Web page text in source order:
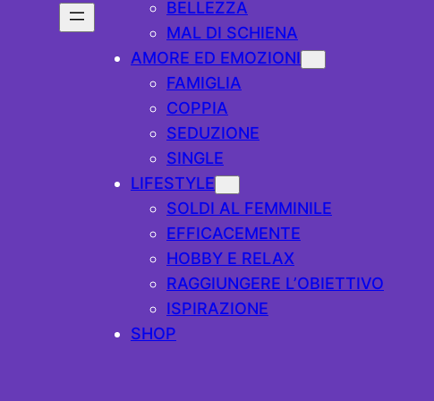
BELLEZZA
MAL DI SCHIENA
AMORE ED EMOZIONI
FAMIGLIA
COPPIA
SEDUZIONE
SINGLE
LIFESTYLE
SOLDI AL FEMMINILE
EFFICACEMENTE
HOBBY E RELAX
RAGGIUNGERE L’OBIETTIVO
ISPIRAZIONE
SHOP